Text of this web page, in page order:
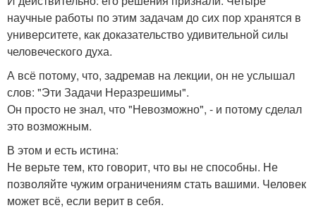
научные работы по этим задачам до сих пор хранятся в
университете, как доказательство удивительной силы
человеческого духа.
А всё потому, что, задремав на лекции, он не услышал
слов: "Эти Задачи Неразрешимы".
Он просто не знал, что "Невозможно", - и потому сделал
это возможным.
В этом и есть истина:
Не верьте тем, кто говорит, что вы не способны. Не
позволяйте чужим ограничениям стать вашими. Человек
может всё, если верит в себя.